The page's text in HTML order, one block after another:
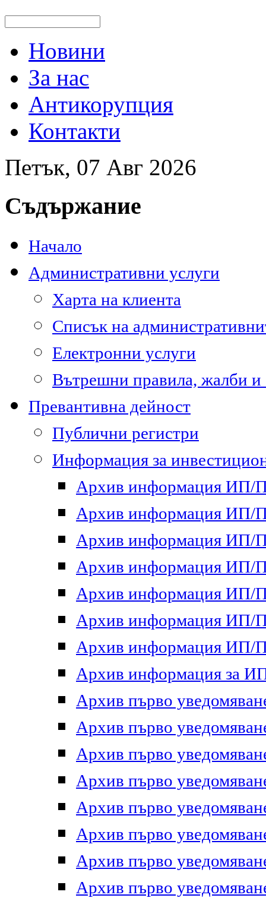
Новини
За нас
Антикорупция
Контакти
Петък, 07 Авг 2026
Съдържание
Начало
Административни услуги
Харта на клиента
Списък на
Електронни услуги
Вътрешни правила, жалби и
Превантивна дейност
Публични регистри
Информация за
Архив информация ИП/
Архив информация ИП/
Архив информация ИП/
Архив информация ИП/
Архив информация ИП/
Архив информация ИП/
Архив информация ИП/
Архив информация за
Архив първо
Архив първо
Архив първо
Архив първо
Архив първо
Архив първо
Архив първо
Архив първо